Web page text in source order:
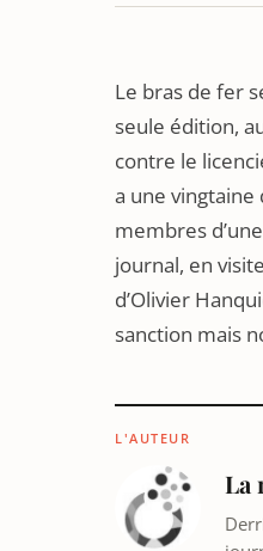
FLASH : GRÈVE
Le bras de fer
seule édition,
contre le
a une vingtaine
membres
journal, en
d’Olivier
sanction mais
L'AUTEUR
La